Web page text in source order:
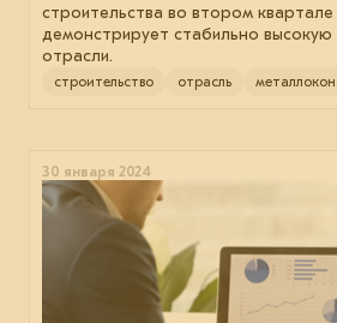
строительства во втором квартале
демонстрирует стабильно высокую
отрасли.
строительство отрасль
30 января 2024